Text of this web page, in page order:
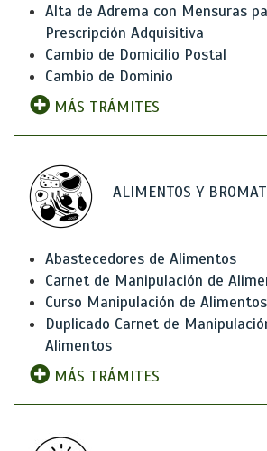
Alta de Adrema con Mensuras
Prescripción Adquisitiva
Cambio de Domicilio Postal
Cambio de Dominio
MÁS TRÁMITES
ALIMENTOS Y
Abastecedores de Alimentos
Carnet de Manipulación de
Curso Manipulación de Alimentos
Duplicado Carnet de
Alimentos
MÁS TRÁMITES